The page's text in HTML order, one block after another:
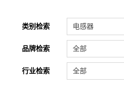
类别检索 电感器
品牌检索 全部
行业检索 全部